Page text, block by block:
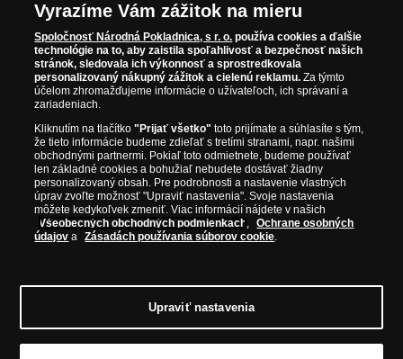
WWW.NARODNAPOKLADNICA.SK
Prosím informujte ma, akonáhle bude produkt opäť
skladom.
NAŠE ZÁRUKY
Bezpečný nákup
Certifikát SSL
Garancia najvyššej kvality
Vyrazíme Vám zážitok na mieru
Spoločnosť Národná Pokladnica, s r. o. používa cookies a ďalšie
technológie na to, aby zaistila spoľahlivosť a bezpečnosť našich
stránok, sledovala ich výkonnosť a sprostredkovala
personalizovaný nákupný zážitok a cielenú reklamu. Za týmto
účelom zhromažďujeme informácie o užívateľoch, ich správaní a
zariadeniach.
Kliknutím na tlačítko"Prijať všetko" toto prijímate a súhlasíte s tým,
že tieto informácie budeme zdieľať s tretími stranami, napr. našimi
obchodnými partnermi. Pokiaľ toto odmietnete, budeme používať
len základné cookies a bohužiaľ nebudete dostávať žiadny
personalizovaný obsah. Pre podrobnosti a nastavenie vlastných
úprav zvoľte možnosť "Upraviť nastavenia". Svoje nastavenia
môžete kedykoľvek zmeniť. Viac informácií nájdete v našich
Všeobecných obchodných podmienkach ,
Ochrane osobných
údajov a Zásadách používania súborov cookie.
Upraviť nastavenia